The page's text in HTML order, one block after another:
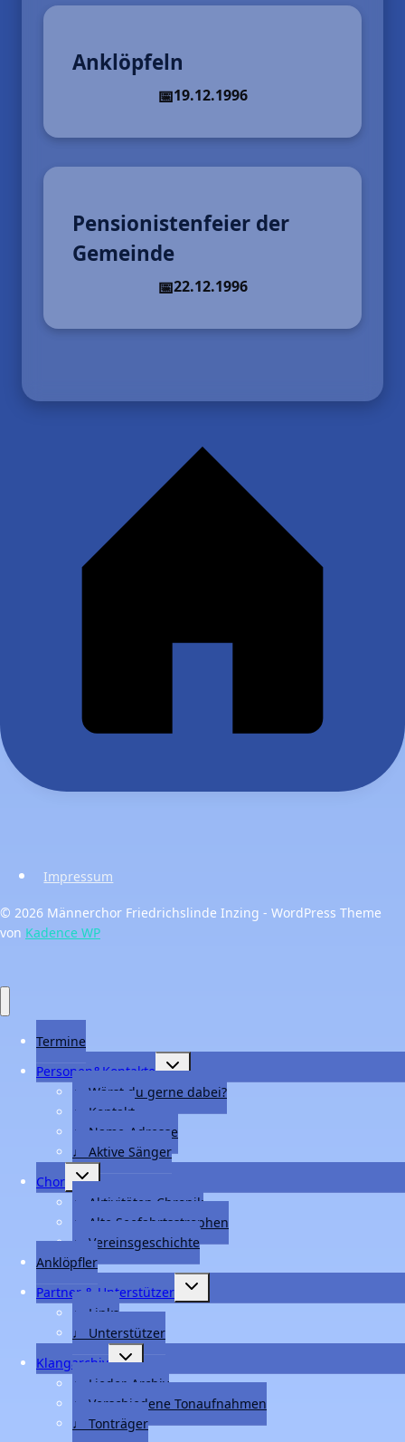
Anklöpfeln
19.12.1996
Pensionistenfeier der
Gemeinde
22.12.1996
Impressum
© 2026 Männerchor Friedrichslinde Inzing - WordPress Theme
von Kadence WP
Termine
Personen&Kontakte
Untermenü
umschalten
♩ Wärst du gerne dabei?
♩ Kontakt
♩ Name-Adresse
♩ Aktive Sänger
Chor
Untermenü
umschalten
♩ Aktivitäten Chronik
♩ Alte Seefahrtsstrophen
♩ Vereinsgeschichte
Anklöpfler
Partner & Unterstützer
Untermenü
♩ Links
♩ Unterstützer
Klangarchiv
Untermenü
umschalten
♩ Lieder-Archiv
♩ Verschiedene Tonaufnahmen
♩ Tonträger